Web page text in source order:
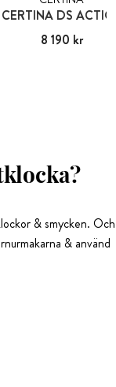
CERTINA DS
Pris :8 190 kr
8 190 kr
& smycken. Och
& använd